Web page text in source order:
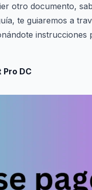
otro documento,
te guiaremos a
instrucciones
DC